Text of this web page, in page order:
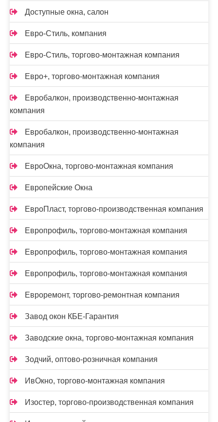
Доступные окна, салон
Евро-Стиль, компания
Евро-Стиль, торгово-монтажная компания
Евро+, торгово-монтажная компания
Евробалкон, производственно-монтажная
компания
Евробалкон, производственно-монтажная
компания
ЕвроОкна, торгово-монтажная компания
Европейские Окна
ЕвроПласт, торгово-производственная компания
Европрофиль, торгово-монтажная компания
Европрофиль, торгово-монтажная компания
Европрофиль, торгово-монтажная компания
Евроремонт, торгово-ремонтная компания
Завод окон КБЕ-Гарантия
Заводские окна, торгово-монтажная компания
Зодчий, оптово-розничная компания
ИвОкно, торгово-монтажная компания
Изостер, торгово-производственная компания